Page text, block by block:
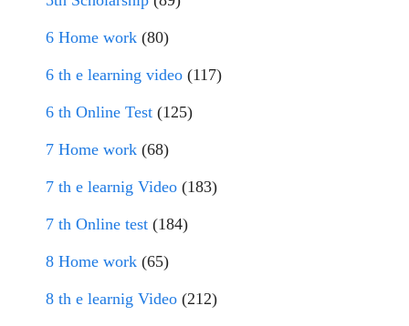
6 Home work (80)
6 th e learning video (117)
6 th Online Test (125)
7 Home work (68)
7 th e learnig Video (183)
7 th Online test (184)
8 Home work (65)
8 th e learnig Video (212)